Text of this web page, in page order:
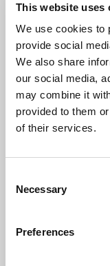
This website uses
We use cookies to
provide social
We also share
our social media,
may combine it
provided to them
of their services.
Selection
Necessary
Preferences
Bea Pro
kpl
15843339
Varastossa
Esikatselu